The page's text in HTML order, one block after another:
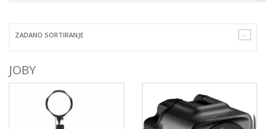
ZADANO SORTIRANJE
JOBY